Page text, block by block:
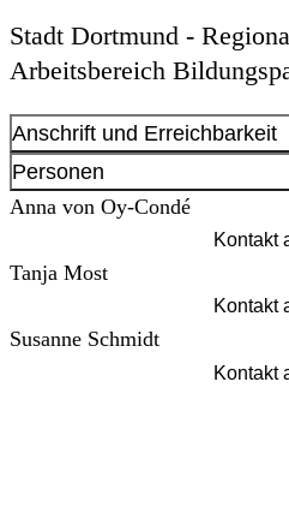
Stadt Dortmund -
Arbeitsbereich
Anschrift und Erreichbarkeit
Anschrift
44137 Dortmund
Personen
Anna von Oy-Condé
Kontakt
Tanja Most
Kontakt
Susanne Schmidt
Kontakt